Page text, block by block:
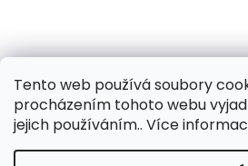
Tento web používá soubory
procházením tohoto webu
jejich používáním.. Více